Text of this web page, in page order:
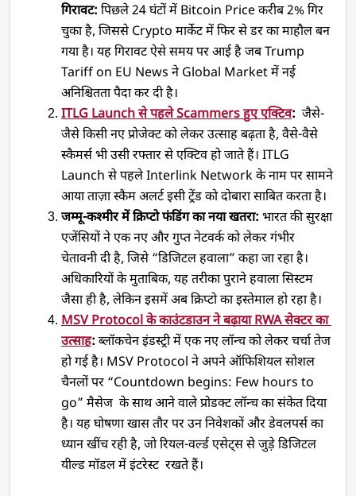
गिरावट: पिछले 24 घंटों में Bitcoin Price करीब 2% गिर
चुका है, जिससे Crypto मार्केट में फिर से डर का माहौल बन
गया है। यह गिरावट ऐसे समय पर आई है जब Trump
Tariff on EU News ने Global Market में नई
अनिश्चितता पैदा कर दी है।
ITLG Launch से पहले Scammers हुए एक्टिव: जैसे-
जैसे किसी नए प्रोजेक्ट को लेकर उत्साह बढ़ता है, वैसे-वैसे
स्कैमर्स भी उसी रफ्तार से एक्टिव हो जाते हैं। ITLG
Launch से पहले Interlink Network के नाम पर सामने
आया ताज़ा स्कैम अलर्ट इसी ट्रेंड को दोबारा साबित करता है।
जम्मू-कश्मीर में क्रिप्टो फंडिंग का नया खतरा: भारत की सुरक्षा
एजेंसियों ने एक नए और गुप्त नेटवर्क को लेकर गंभीर
चेतावनी दी है, जिसे “डिजिटल हवाला” कहा जा रहा है।
अधिकारियों के मुताबिक, यह तरीका पुराने हवाला सिस्टम
जैसा ही है, लेकिन इसमें अब क्रिप्टो का इस्तेमाल हो रहा है।
MSV Protocol के काउंटडाउन ने बढ़ाया RWA सेक्टर का
उत्साह: ब्लॉकचेन इंडस्ट्री में एक नए लॉन्च को लेकर चर्चा तेज
हो गई है। MSV Protocol ने अपने ऑफिशियल सोशल
चैनलों पर “Countdown begins: Few hours to
go” मैसेज  के साथ आने वाले प्रोडक्ट लॉन्च का संकेत दिया
है। यह घोषणा खास तौर पर उन निवेशकों और डेवलपर्स का
ध्यान खींच रही है, जो रियल-वर्ल्ड एसेट्स से जुड़े डिजिटल
यील्ड मॉडल में इंटरेस्ट  रखते हैं।